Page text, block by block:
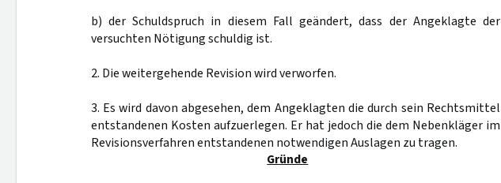
b) der Schuldspruch in diesem Fall geändert, dass der Angeklagte der
versuchten Nötigung schuldig ist.
2. Die weitergehende Revision wird verworfen.
3. Es wird davon abgesehen, dem Angeklagten die durch sein Rechtsmittel
entstandenen Kosten aufzuerlegen. Er hat jedoch die dem Nebenkläger im
Revisionsverfahren entstandenen notwendigen Auslagen zu tragen.
Gründe